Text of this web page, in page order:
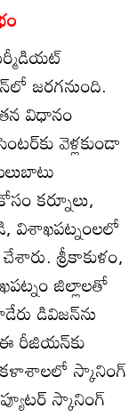
జరగనుంది.
విధానం
వెళ్లకుండా
కర్నూలు,
విశాఖపట్నంలలో
శ్రీకాకుళం,
జిల్లాలతో
డివిజన్‌ను
రీజియన్‌కు
స్కానింగ్‌
స్కానింగ్‌